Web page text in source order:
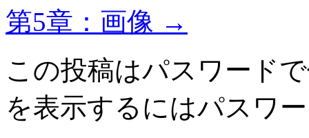
第5章：画像 →
この投稿はパスワード
を表示するにはパスワ